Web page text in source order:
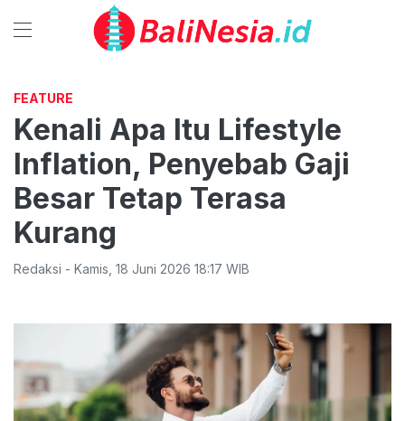
FEATURE
Kenali Apa Itu Lifestyle
Inflation, Penyebab Gaji
Besar Tetap Terasa
Kurang
Redaksi - Kamis 18 Juni 2026 18:17 WIB